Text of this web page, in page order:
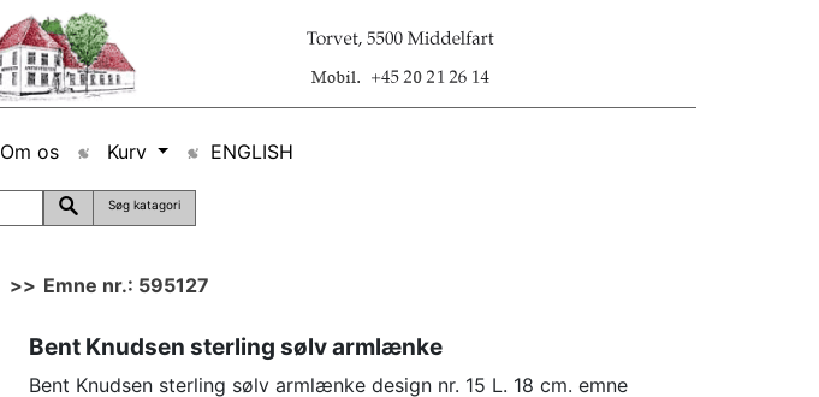
Om os Kurv ENGLISH
Søg katagori
>> Emne nr.: 595127
Bent Knudsen sterling sølv armlænke
Bent Knudsen sterling sølv armlænke design nr. 15 L. 18 cm. emne